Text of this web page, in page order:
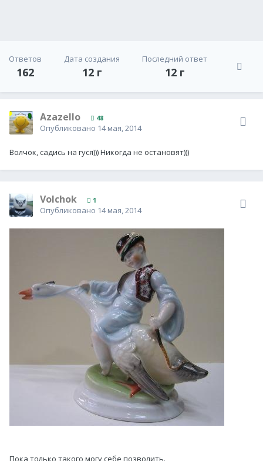
Ответов
162
Дата создания
12 г
Последний ответ
12 г
Azazello 48
Опубликовано 14 мая, 2014
Волчок, садись на гуся))) Никогда не остановят)))
Volchok 1
Опубликовано 14 мая, 2014
Пока только такого могу себе позволить.